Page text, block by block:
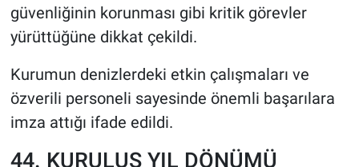
güvenliğinin korunması gibi kritik görevler
yürüttüğüne dikkat çekildi.
Kurumun denizlerdeki etkin çalışmaları ve
özverili personeli sayesinde önemli başarılara
imza attığı ifade edildi.
44. KURULUŞ YIL DÖNÜMÜ